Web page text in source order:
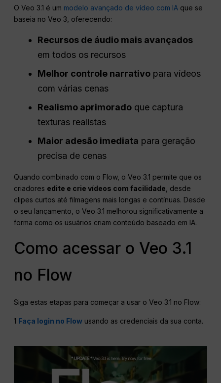
O Veo 3.1 é um modelo avançado de vídeo com IA que se
baseia no Veo 3, oferecendo:
Recursos de áudio mais avançados
em todos os recursos
Melhor controle narrativo para vídeos
com várias cenas
Realismo aprimorado que captura
texturas realistas
Maior adesão imediata para geração
precisa de cenas
Quando combinado com o Flow, o Veo 3.1 permite que os
criadores edite e crie vídeos com facilidade , desde
clipes curtos até filmagens mais longas e contínuas. Desde
o seu lançamento, o Veo 3.1 melhorou significativamente a
forma como os usuários criam conteúdo baseado em IA.
Como acessar o Veo 3.1
no Flow
Siga estas etapas para começar a usar o Veo 3.1 no Flow:
1 Faça login no Flow usando as credenciais da sua conta.